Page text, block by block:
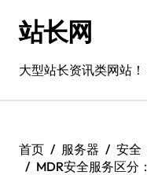
站长网
大型站长资讯类网站
首页 服务器 安全
MDR安全服务区分